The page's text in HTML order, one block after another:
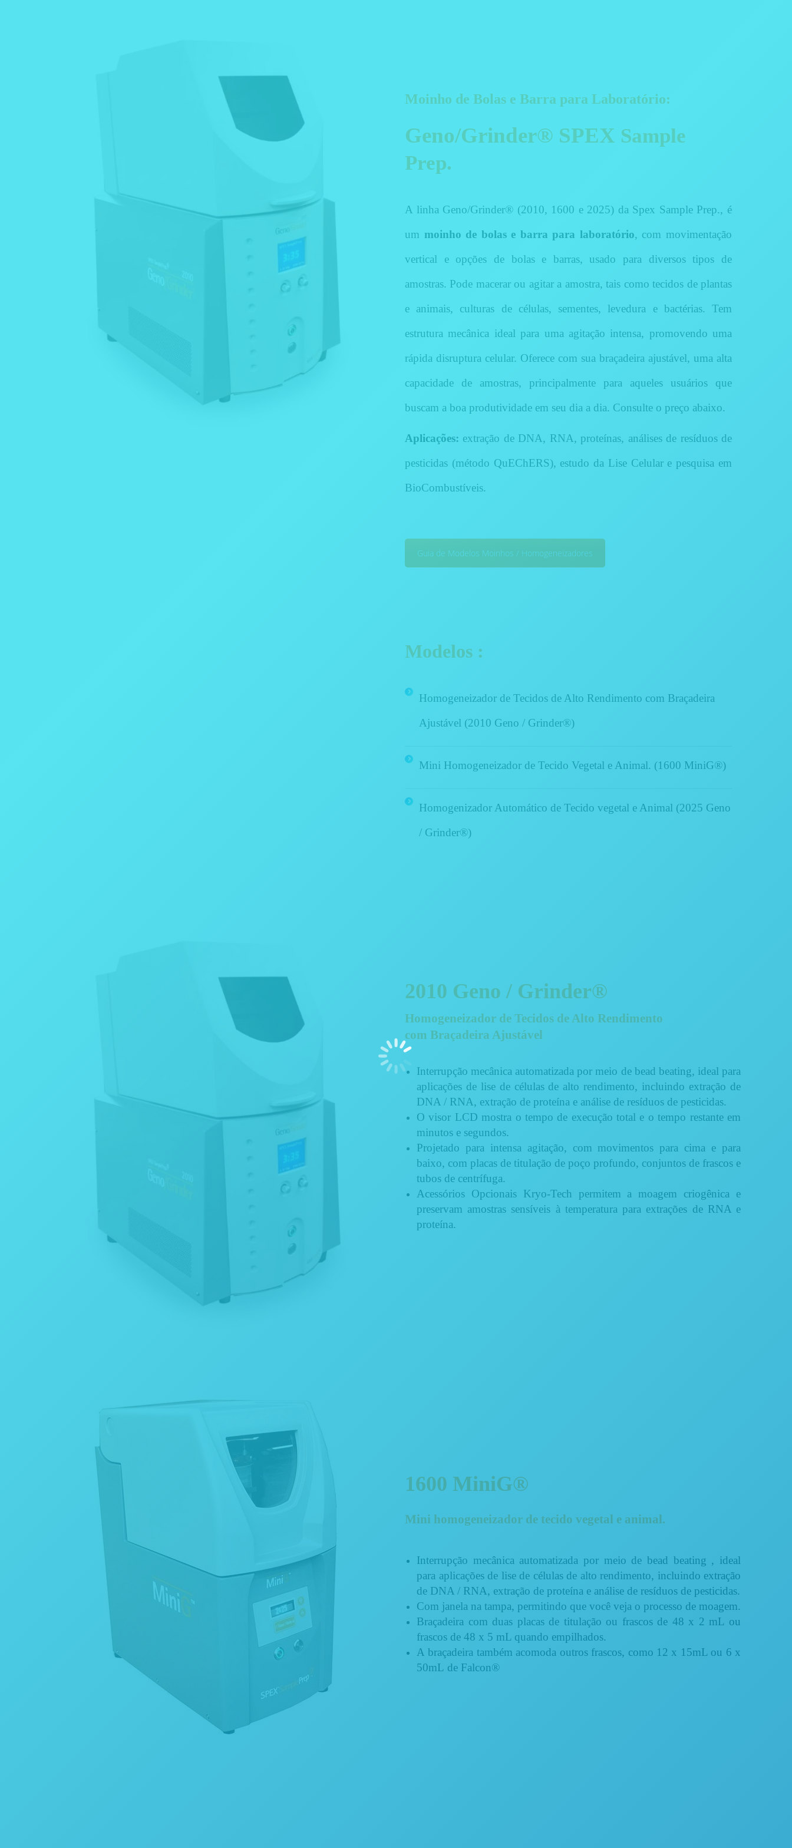
Moinho de Bolas e Barra para Laboratório:
Geno/Grinder® SPEX Sample
Prep.
A linha Geno/Grinder® (2010, 1600 e 2025) da Spex Sample Prep., é
um moinho de bolas e barra para laboratório, com movimentação
vertical e opções de bolas e barras, usado para diversos tipos de
amostras. Pode macerar ou agitar a amostra, tais como tecidos de plantas
e animais, culturas de células, sementes, levedura e bactérias. Tem
estrutura mecânica ideal para uma agitação intensa, promovendo uma
rápida disruptura celular. Oferece com sua braçadeira ajustável, uma alta
capacidade de amostras, principalmente para aqueles usuários que
buscam a boa produtividade em seu dia a dia. Consulte o preço abaixo.
Aplicações: extração de DNA, RNA, proteínas, análises de resíduos de
pesticidas (método QuEChERS), estudo da Lise Celular e pesquisa em
BioCombustíveis.
Guia de Modelos Moinhos / Homogeneizadores
Modelos :
Homogeneizador de Tecidos de Alto Rendimento com Braçadeira
Ajustável (2010 Geno / Grinder®)
Mini Homogeneizador de Tecido Vegetal e Animal. (1600 MiniG®)
Homogenizador Automático de Tecido vegetal e Animal (2025 Geno
/ Grinder®)
2010 Geno / Grinder®
Homogeneizador de Tecidos de Alto Rendimento
com Braçadeira Ajustável
Interrupção mecânica automatizada por meio de bead beating, ideal para
aplicações de lise de células de alto rendimento, incluindo extração de
DNA / RNA, extração de proteína e análise de resíduos de pesticidas.
O visor LCD mostra o tempo de execução total e o tempo restante em
minutos e segundos.
Projetado para intensa agitação, com movimentos para cima e para
baixo, com placas de titulação de poço profundo, conjuntos de frascos e
tubos de centrífuga.
Acessórios Opcionais Kryo-Tech permitem a moagem criogênica e
preservam amostras sensíveis à temperatura para extrações de RNA e
proteína.
1600 MiniG®
Mini homogeneizador de tecido vegetal e animal.
Interrupção mecânica automatizada por meio de bead beating , ideal
para aplicações de lise de células de alto rendimento, incluindo extração
de DNA / RNA, extração de proteína e análise de resíduos de pesticidas.
Com janela na tampa, permitindo que você veja o processo de moagem.
Braçadeira com duas placas de titulação ou frascos de 48 x 2 mL ou
frascos de 48 x 5 mL quando empilhados.
A braçadeira também acomoda outros frascos, como 12 x 15mL ou 6 x
50mL de Falcon®